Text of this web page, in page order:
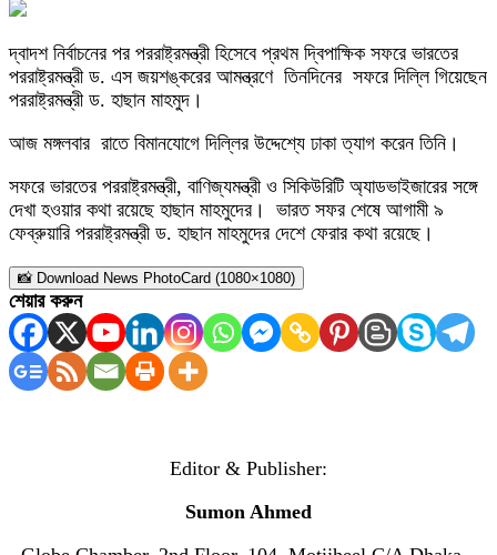
দ্বাদশ নির্বাচনের পর পররাষ্ট্রমন্ত্রী হিসেবে প্রথম দ্বিপাক্ষিক সফরে ভারতের
পররাষ্ট্রমন্ত্রী ড. এস জয়শঙ্করের আমন্ত্রণে তিনদিনের সফরে দিল্লি গিয়েছেন
পররাষ্ট্রমন্ত্রী ড. হাছান মাহমুদ।
আজ মঙ্গলবার রাতে বিমানযোগে দিল্লির উদ্দেশ্যে ঢাকা ত্যাগ করেন তিনি।
সফরে ভারতের পররাষ্ট্রমন্ত্রী, বাণিজ্যমন্ত্রী ও সিকিউরিটি অ্যাডভাইজারের সঙ্গে
দেখা হওয়ার কথা রয়েছে হাছান মাহমুদের। ভারত সফর শেষে আগামী ৯
ফেব্রুয়ারি পররাষ্ট্রমন্ত্রী ড. হাছান মাহমুদের দেশে ফেরার কথা রয়েছে।
📸 Download News PhotoCard (1080×1080)
শেয়ার করুন
Editor & Publisher:
Sumon Ahmed